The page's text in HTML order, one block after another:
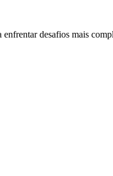
enfrentar desafios mais